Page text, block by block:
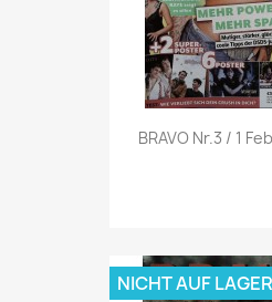

BRAVO Nr.3 / 1
NICHT AUF LAGER